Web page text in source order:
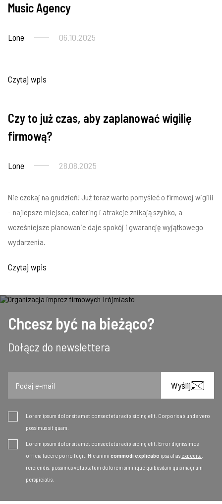
Music Agency
Lone 06.10.2025
Czytaj wpis
Imprezy firmowe
Czy to już czas, aby zaplanować wigilię
firmową?
Lone 28.08.2025
Nie czekaj na grudzień! Już teraz warto pomyśleć o firmowej wigilii
– najlepsze miejsca, catering i atrakcje znikają szybko, a
wcześniejsze planowanie daje spokój i gwarancję wyjątkowego
wydarzenia.
Czytaj wpis
Chcesz być na bieżąco?
Dołącz do newslettera
Email
Wyślij
Lorem ipsum dolor sit amet consectetur adipisicing elit. Corporis ab unde vero
possimus sit quam.
Lorem ipsum dolor sit amet consectetur adipisicing elit. Error dignissimos
officia facere porro fugit. Hic animi commodi explicabo ipsa alias expedita,
reiciendis, possimus voluptatum dolorem similique quibusdam quis magnam
perspiciatis.